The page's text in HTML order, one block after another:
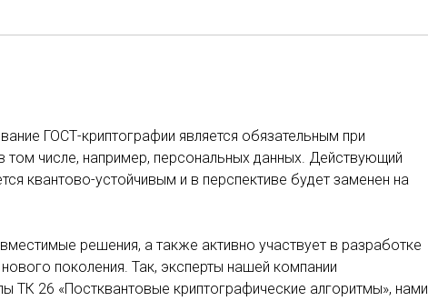
ГОСТ-криптографии является обязательным при
числе, например, персональных данных. Действующий
квантово-устойчивым и в перспективе будет заменен на
решения, а также активно участвует в разработке
поколения. Так, эксперты нашей компании
ТК 26 «Постквантовые криптографические алгоритмы», нами